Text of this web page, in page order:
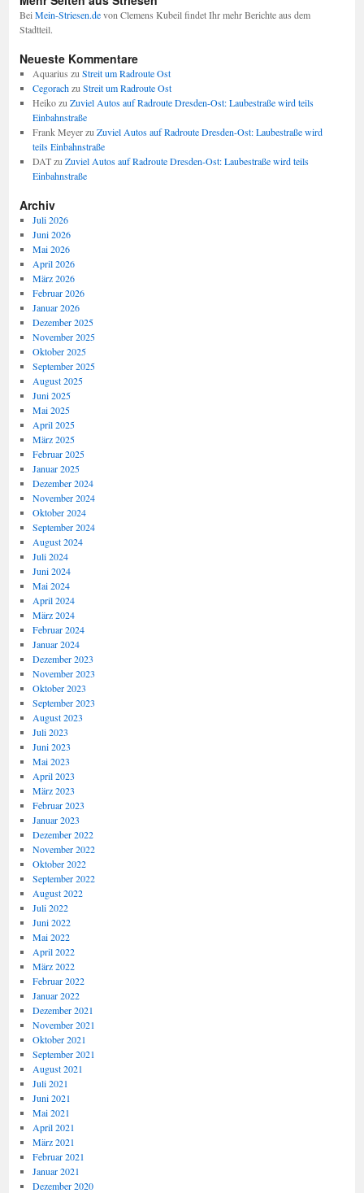
Bei Mein-Striesen.devon Clemens Kubeil findet Ihr mehr Berichte aus dem
Stadtteil.
Neueste Kommentare
Aquarius zu Streit um Radroute Ost
Cegorachzu Streit um Radroute Ost
Heikozu Zuviel Autos auf Radroute Dresden-Ost: Laubestraße wird teils
Einbahnstraße
Frank Meyerzu Zuviel Autos auf Radroute Dresden-Ost: Laubestraße wird
teils Einbahnstraße
DATzu Zuviel Autos auf Radroute Dresden-Ost: Laubestraße wird teils
Einbahnstraße
Archiv
Juli 2026
Juni 2026
Mai 2026
April 2026
März 2026
Februar 2026
Januar 2026
Dezember 2025
November 2025
Oktober 2025
September 2025
August 2025
Juni 2025
Mai 2025
April 2025
März 2025
Februar 2025
Januar 2025
Dezember 2024
November 2024
Oktober 2024
September 2024
August 2024
Juli 2024
Juni 2024
Mai 2024
April 2024
März 2024
Februar 2024
Januar 2024
Dezember 2023
November 2023
Oktober 2023
September 2023
August 2023
Juli 2023
Juni 2023
Mai 2023
April 2023
März 2023
Februar 2023
Januar 2023
Dezember 2022
November 2022
Oktober 2022
September 2022
August 2022
Juli 2022
Juni 2022
Mai 2022
April 2022
März 2022
Februar 2022
Januar 2022
Dezember 2021
November 2021
Oktober 2021
September 2021
August 2021
Juli 2021
Juni 2021
Mai 2021
April 2021
März 2021
Februar 2021
Januar 2021
Dezember 2020